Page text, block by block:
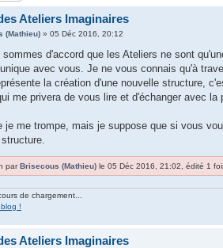
Ateliers Imaginaires
(Mathieu) » 05 Déc 2016, 20:12
sommes d'accord que les Ateliers ne sont
avec vous. Je ne vous connais qu'à
la création d'une nouvelle structure,
me privera de vous lire et d'échanger avec la
je me trompe, mais je suppose que si vous
parBrisecous (Mathieu) le 05 Déc 2016, 21:02, édité 1
de chargement...
!
Ateliers Imaginaires